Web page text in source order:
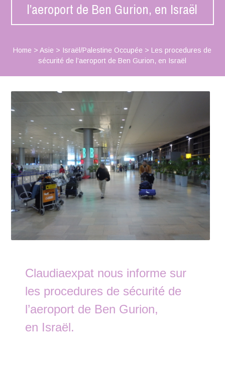
l’aeroport de Ben Gurion, en Israël
Home >Asie > Israël/Palestine Occupée >Les procedures de
sécurité de l’aeroport de Ben Gurion, en Israël
Claudiaexpat nous informe sur
les procedures de sécurité de
l’aeroport de Ben Gurion,
en Israël.